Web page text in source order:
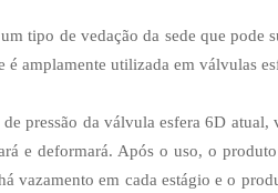
tipo de vedação da sede que pode
é amplamente utilizada em válvulas
pressão da válvula esfera 6D
e deformará. Após o uso, o
vazamento em cada estágio e o